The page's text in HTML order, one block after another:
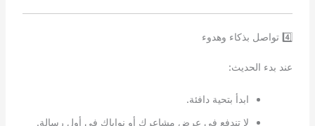
4️⃣ تواصل بذكاء وهدوء
عند بدء الحديث:
ابدأ بتحية دافئة.
لا تندفع في عرض مشاعرك أو نواياك في أول رسالة.